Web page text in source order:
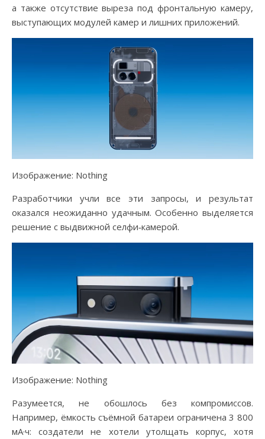
а также отсутствие выреза под фронтальную камеру,
выступающих модулей камер и лишних приложений.
Изображение: Nothing
Разработчики учли все эти запросы, и результат
оказался неожиданно удачным. Особенно выделяется
решение с выдвижной селфи‑камерой.
Изображение: Nothing
Разумеется, не обошлось без компромиссов.
Например, ёмкость съёмной батареи ограничена 3 800
мА·ч: создатели не хотели утолщать корпус, хотя